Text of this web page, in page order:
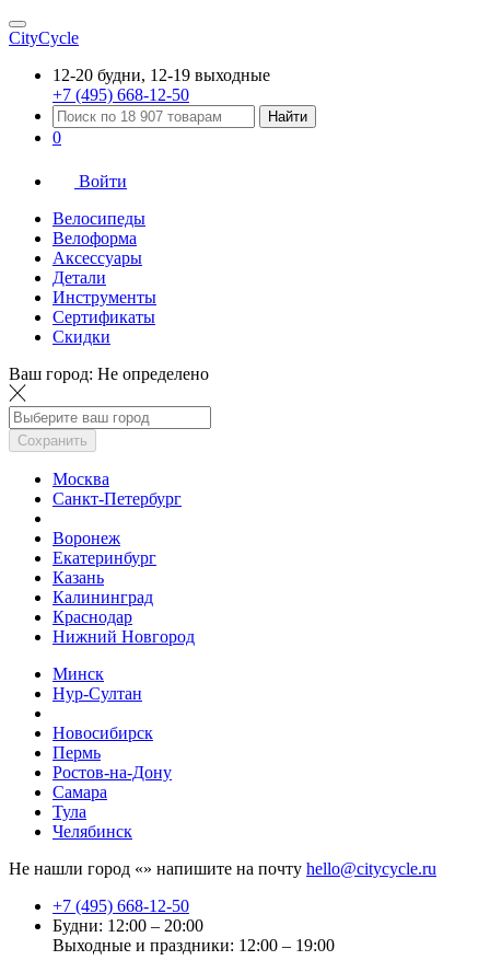
CityCycle
12-20 будни, 12-19 выходные
+7 (495) 668-12-50
Найти
0
Войти
Велосипеды
Велоформа
Аксессуары
Детали
Инструменты
Сертификаты
Скидки
Ваш город: Не определено
Сохранить
Москва
Санкт-Петербург
Воронеж
Екатеринбург
Казань
Калининград
Краснодар
Нижний Новгород
Минск
Нур-Султан
Новосибирск
Пермь
Ростов-на-Дону
Самара
Тула
Челябинск
Не нашли город «» напишите на почту hello@citycycle.ru
+7 (495) 668-12-50
Будни: 12:00 – 20:00
Выходные и праздники: 12:00 – 19:00